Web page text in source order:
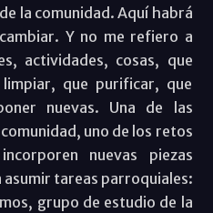
la comunidad. Aquí habrá
Y no me refiero a
actividades, cosas, que
que purificar, que
nuevas. Una de las
uno de los retos
nuevas piezas
tareas parroquiales:
grupo de estudio de la